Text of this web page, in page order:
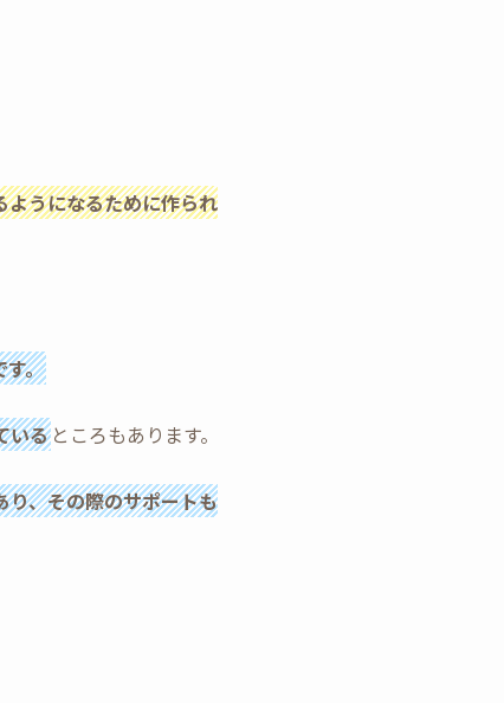
ようになるために作られ
す。
いる ところもあります。
り、その際のサポートも